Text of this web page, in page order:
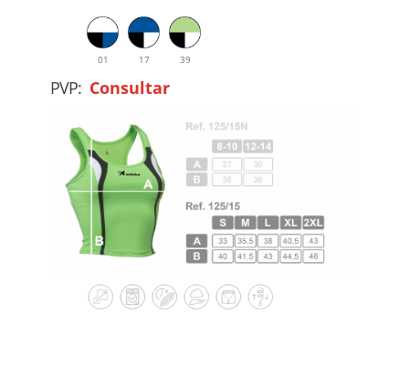
01 17 39
PVP: Consultar